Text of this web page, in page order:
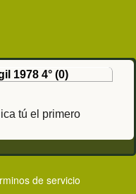
1978 4° (0)
tú el primero
de servicio